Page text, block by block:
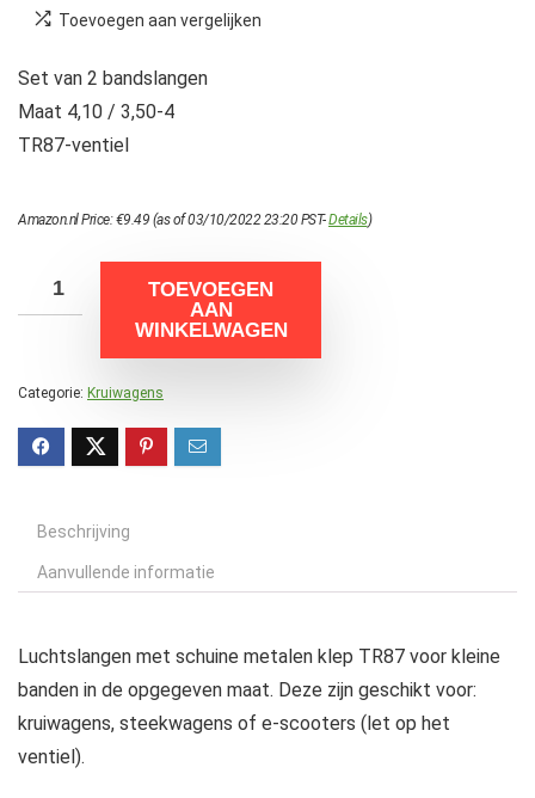
Toevoegen aan vergelijken
Set van 2 bandslangen
Maat 4,10 / 3,50-4
TR87-ventiel
Amazon.nl Price:€9.49 (as of 03/10/2022 23:20 PST-Details)
TOEVOEGEN
AAN
WINKELWAGEN
Categorie: Kruiwagens
Beschrijving
Aanvullende informatie
Luchtslangen met schuine metalen klep TR87 voor kleine
banden in de opgegeven maat. Deze zijn geschikt voor:
kruiwagens, steekwagens of e-scooters (let op het
ventiel).